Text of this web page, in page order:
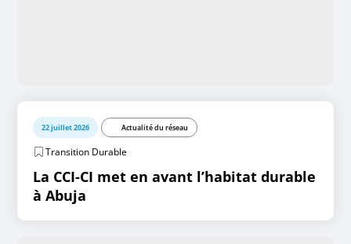
22 juillet 2026 Actualité du réseau
Transition Durable
La CCI-CI met en avant l’habitat durable
à Abuja